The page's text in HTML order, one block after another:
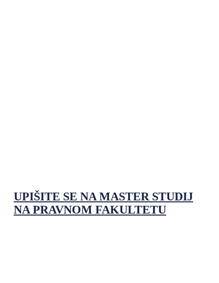
UPIŠITE SE NA MASTER STUDIJ
NA PRAVNOM FAKULTETU